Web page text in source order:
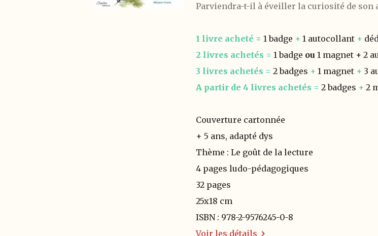
Parviendra-t-il à éveiller la curiosité de son
1 livre acheté = 1 badge + 1 autocollant +
2 livres achetés = 1 badge ou 1 magnet + 2
3 livres achetés = 2 badges + 1 magnet + 3
A partir de 4 livres achetés = 2badges + 2
Couverture cartonnée
+ 5 ans, adapté dys
Thème : Le goût de la lecture
4 pages ludo-pédagogiques
32 pages
25x18 cm
ISBN : 978-2-9576245-0-8
Voir les détails